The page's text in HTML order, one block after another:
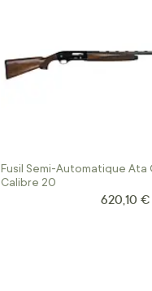
Fusil Semi-Automatique Ata
Calibre 20
Prix
620,10 €